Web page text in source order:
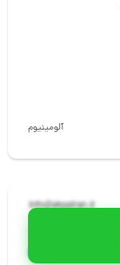
آلومینیوم
info@akpairan.ir